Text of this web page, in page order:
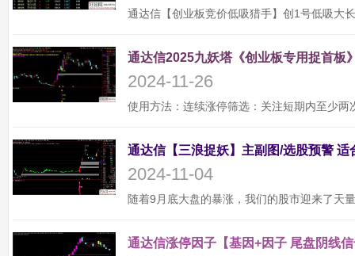
通达信2025九妖塔《创业板专用捉首板
2024-11-26
2024-11-04
通达信涨停因子【基因+因子 尾盘阴线